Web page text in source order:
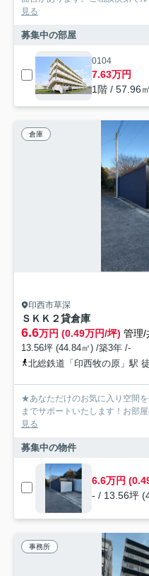
見る
募集中の部屋
0104
7.63万円
1階 / 57.96
倉庫
印西市草深
ＳＫＫ２貸倉庫
6.6万円 (0.49万円/坪) 管理/
13.56坪 (44.84㎡) /築3年 /-
北総鉄道「印西牧の原」駅
★あなただけのお気に入り空間
までサポートいたします！お部
見る
募集中の物件
6.6万円
- / 13.56坪
事務所